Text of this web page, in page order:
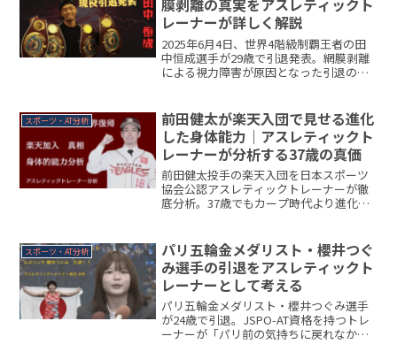
膜剥離の真実をアスレティックト
レーナーが詳しく解説
2025年6月4日、世界4階級制覇王者の田
中恒成選手が29歳で引退発表。網膜剥離
による視力障害が原因となった引退の真
手の安全管理と医学的リスクについても
考察
スポーツ・AT分析
前田健太が楽天入団で見せる進化
した身体能力｜アスレティックト
レーナーが分析する37歳の真価
前田健太投手の楽天入団を日本スポーツ
協会公認アスレティックトレーナーが徹
底分析。37歳でもカープ時代より進化し
算200勝達成の現実的シナリオも提示しま
す。
スポーツ・AT分析
パリ五輪金メダリスト・櫻井つぐ
み選手の引退をアスレティックト
レーナーとして考える
パリ五輪金メダリスト・櫻井つぐみ選手
が24歳で引退。JSPO-AT資格を持つトレ
ーナーが「パリ前の気持ちに戻れなかっ